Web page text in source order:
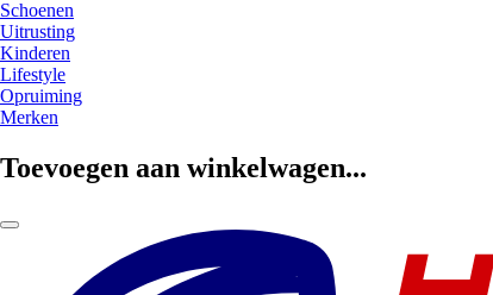
Schoenen
Uitrusting
Kinderen
Lifestyle
Opruiming
Merken
Toevoegen aan winkelwagen...